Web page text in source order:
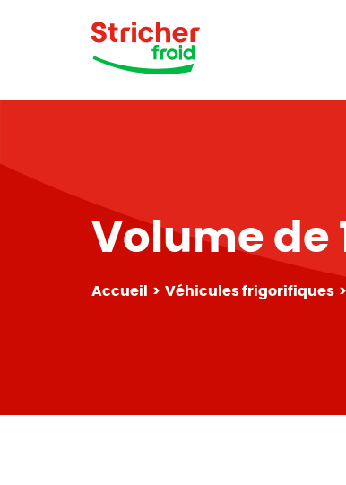
Volume de
Accueil Véhicules frigorifiques